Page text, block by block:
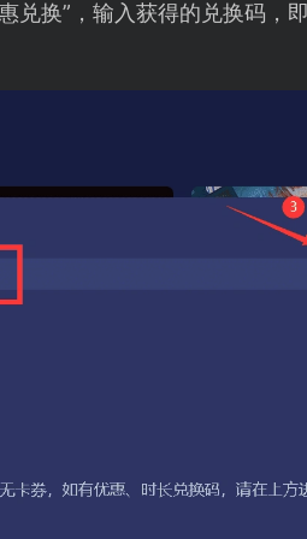
兑换”，输入获得的兑换码，